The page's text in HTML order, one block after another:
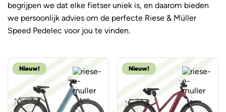
begrijpen we dat elke fietser uniek is, en daarom bieden
we persoonlijk advies om de perfecte Riese & Müller
Speed Pedelec voor jou te vinden.
Nieuw! Nieuw!